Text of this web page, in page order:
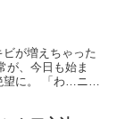
が増えちゃった
が、今日も始ま
に。 「わ…ニキ